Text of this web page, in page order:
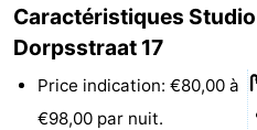
être
villes
Visites
guidées
Sports
Caractéristiques
Dorpsstraat 17
Price indication: €80,00 à
€98,00 par nuit.